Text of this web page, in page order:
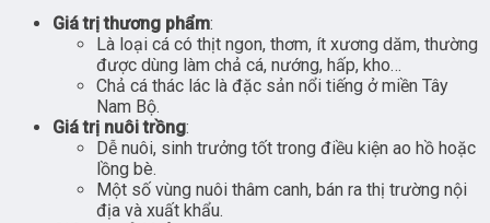
Giá trị thương phẩm:
Là loại cá có thịt ngon, thơm, ít xương dăm, thường
được dùng làm chả cá, nướng, hấp, kho…
Chả cá thác lác là đặc sản nổi tiếng ở miền Tây
Nam Bộ.
Giá trị nuôi trồng:
Dễ nuôi, sinh trưởng tốt trong điều kiện ao hồ hoặc
lồng bè.
Một số vùng nuôi thâm canh, bán ra thị trường nội
địa và xuất khẩu.